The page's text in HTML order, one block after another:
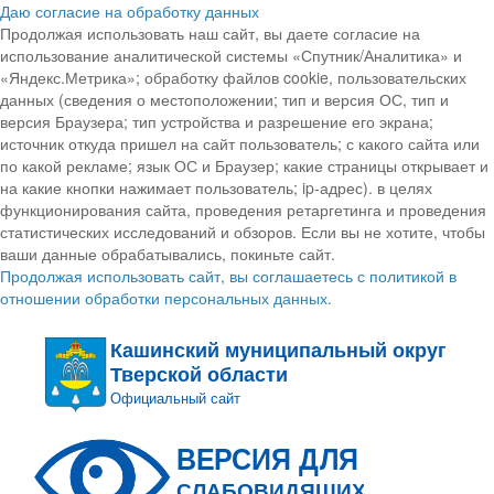
Даю согласие на обработку данных
Продолжая использовать наш сайт, вы даете согласие на
использование аналитической системы «Спутник/Аналитика» и
«Яндекс.Метрика»; обработку файлов cookie, пользовательских
данных (сведения о местоположении; тип и версия ОС, тип и
версия Браузера; тип устройства и разрешение его экрана;
источник откуда пришел на сайт пользователь; с какого сайта или
по какой рекламе; язык ОС и Браузер; какие страницы открывает и
на какие кнопки нажимает пользователь; ip-адрес). в целях
функционирования сайта, проведения ретаргетинга и проведения
статистических исследований и обзоров. Если вы не хотите, чтобы
ваши данные обрабатывались, покиньте сайт.
Продолжая использовать сайт, вы соглашаетесь с политикой в
отношении обработки персональных данных.